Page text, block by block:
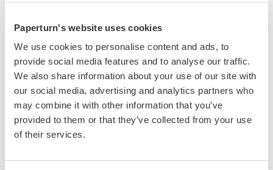
Paperturn's website uses cookies
We use cookies to personalise content and ads, to
provide social media features and to analyse our traffic.
We also share information about your use of our site with
our social media, advertising and analytics partners who
may combine it with other information that you’ve
provided to them or that they’ve collected from your use
of their services.
conformité
Adoptez une démarche transparente et responsable.
L’intégration UserWay améliore l’accessibilité pour de
nombreux utilisateurs. Pour une conformité WCAG
formelle, associez votre flipbook à une version PDF ou
HTML balisée. Un langage clair, un design cohérent et
confiance.